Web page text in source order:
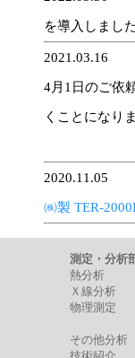
を導入しました
2021.03.16
4月1日のご依
くことになり
⇒お問
2020.11.05
㈱製 TER-
測定・分析
熱分析
Ｘ線分析
物理測定
その他分析